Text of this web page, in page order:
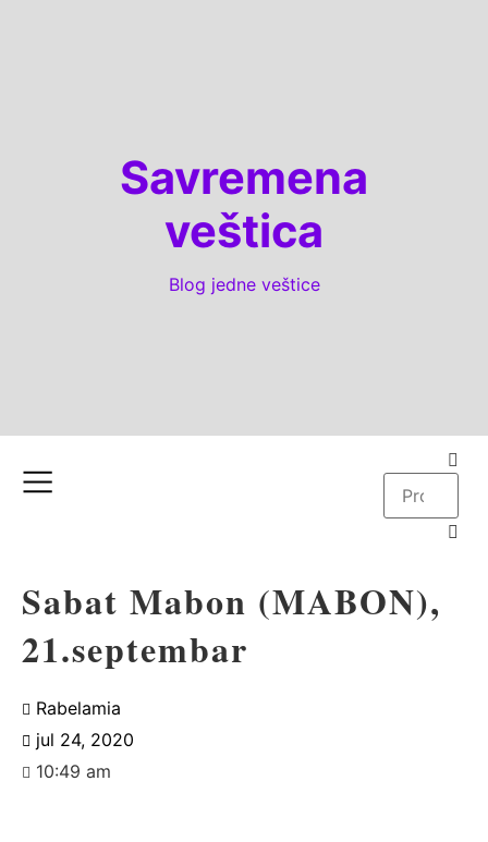
Savremena
veštica
Blog jedne veštice
Sabat Mabon (MABON),
21.septembar
Rabelamia
jul 24, 2020
10:49 am